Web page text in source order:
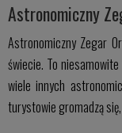
Astronomiczny
Astronomiczny Zegar
świecie. To
wiele innych
turystowie gromadzą